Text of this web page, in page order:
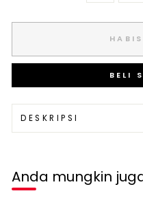
BELI
DESKRIPSI
Anda mungkin